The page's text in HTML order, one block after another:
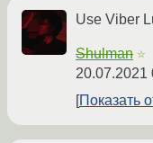
Use Viber
Shulman ☆
20.07.2021
Показать